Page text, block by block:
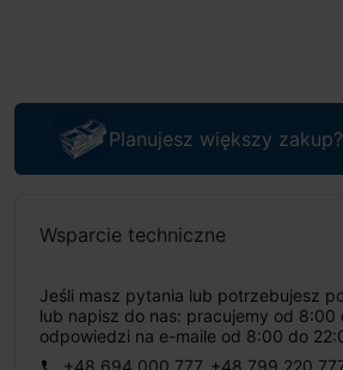
Planujesz większy
Wsparcie techniczne
Jeśli masz pytania lub potrzebujesz
lub napisz do nas: pracujemy od 8:00
odpowiedzi na e-maile od 8:00 do